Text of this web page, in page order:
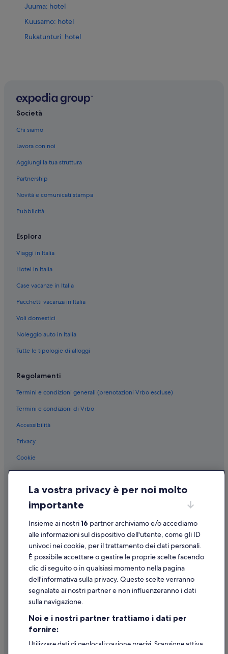
Juuma: hotel
Kuusamo: hotel
Rukatunturi: hotel
Società
Chi siamo
Lavora con noi
Aggiungi la tua struttura
Partnership
Novità e comunicati stampa
Pubblicità
Esplora
Viaggi in Italia
Hotel in Italia
Case vacanze in Italia
Pacchetti vacanza in Italia
Voli domestici
Noleggio auto in Italia
Tutte le tipologie di alloggi
Regolamenti
Termini e condizioni generali (prenotazioni Vrbo escluse)
Termini e condizioni di Vrbo
Accessibilità
Privacy
Cookie
Informazioni legali/Contatti
Linee guida sui contenuti e segnalazione dei contenuti
Supporto
Assistenza clienti
Contattaci
Come cancellare un volo
Come modificare la prenotazione di un hotel o una casa vacanze
Utilizzare un coupon Expedia
Documenti per i viaggi internazionali
La vostra privacy è per noi molto
importante
Insieme ai nostri16 partner archiviamo e/o accediamo
alle informazioni sul dispositivo dell'utente, come gli ID
univoci nei cookie, per il trattamento dei dati personali.
È possibile accettare o gestire le proprie scelte facendo
clic di seguito o in qualsiasi momento nella pagina
dell'informativa sulla privacy. Queste scelte verranno
segnalate ai nostri partner e non influenzeranno i dati
sulla navigazione.
Noi e i nostri partner trattiamo i dati per
fornire:
Utilizzare dati di geolocalizzazione precisi. Scansione attiva